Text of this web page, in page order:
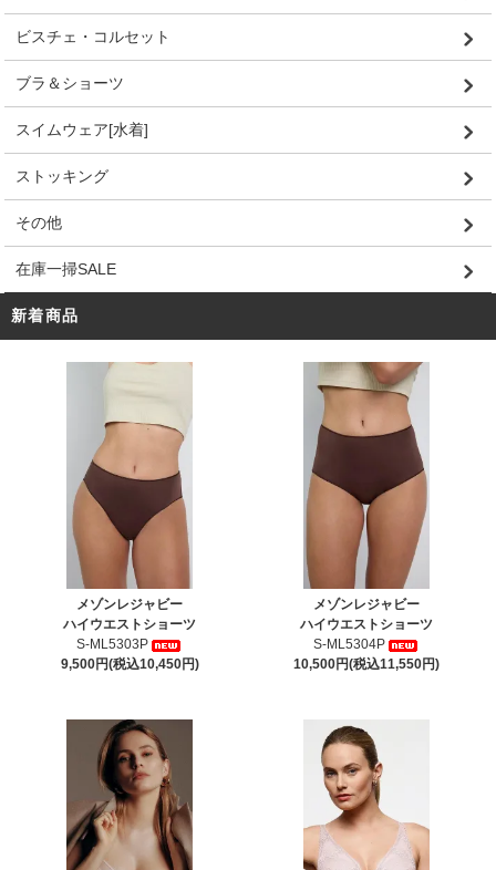
ビスチェ・コルセット
ブラ＆ショーツ
スイムウェア[水着]
ストッキング
その他
在庫一掃SALE
新着商品
メゾンレジャビー
ハイウエストショーツ
S-ML5303P
9,500円(税込10,450円)
メゾンレジャビー
ハイウエストショーツ
S-ML5304P
10,500円(税込11,550円)